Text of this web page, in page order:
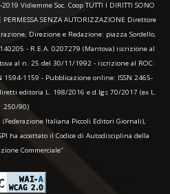
Vidiemme Soc. Coop TUTTI I DIRITTI SONO
PERMESSA SENZA AUTORIZZAZIONE Direttore
Direzione e Redazione: piazza Sordello,
- R.E.A. 0207279 (Mantova) iscrizione al
al n. 25 del 30/11/1992 - iscrizione al ROC:
1594-1159 - Pubblicazione online: ISSN 2465-
editoria L. 198/2016 e d.lgs 70/2017 (ex L.
250/90)
(Federazione Italiana Piccoli Editori Giornali),
ha accettato il Codice di Autodisciplina della
Commerciale"